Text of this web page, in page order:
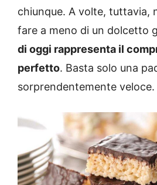
chiunque. A volte, tuttavia,
fare a meno di un dolcetto
di oggi rappresenta il
perfetto. Basta solo una
sorprendentemente veloce.